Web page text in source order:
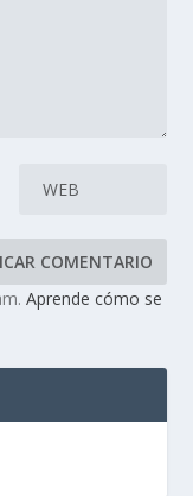
Aprende cómo se